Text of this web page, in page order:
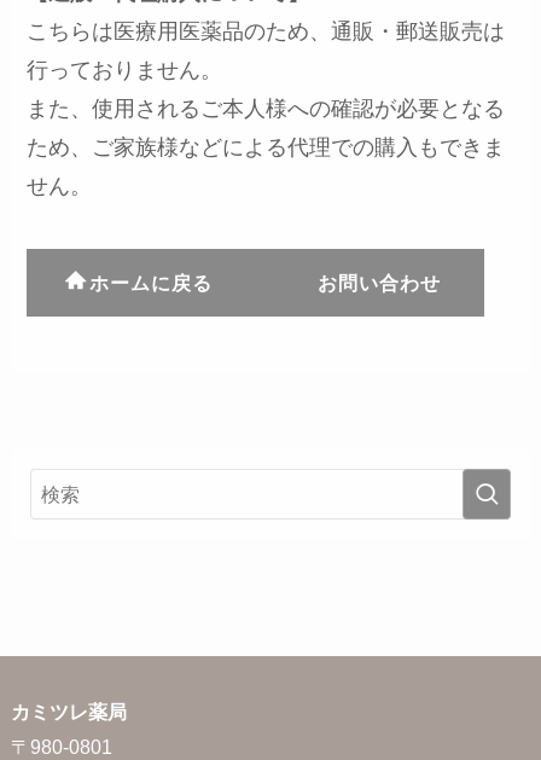
こちらは医療用医薬品のため、通販・郵送販売は
行っておりません。
また、使用されるご本人様への確認が必要となる
ため、ご家族様などによる代理での購入もできま
せん。
ホームに戻る お問い合わせ
カミツレ薬局
〒980-0801